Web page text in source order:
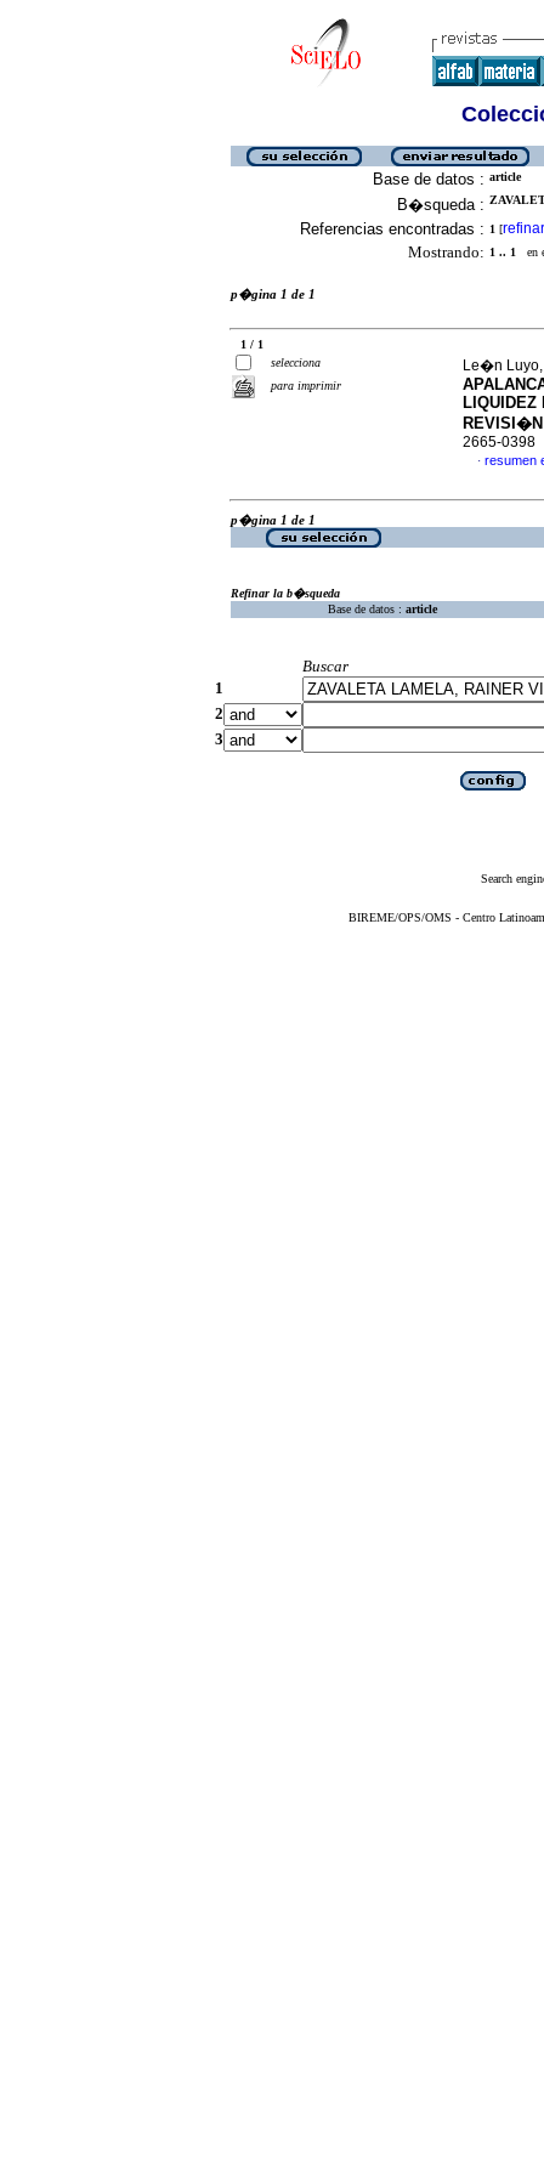
Base de datos : article
B�squeda :
Referencias encontradas : 1 [refinar
Mostrando: 1 .. 1 en
p�gina 1 de 1
1 / 1
selecciona
para imprimir
Le�n
LIQUIDEZ
2665-0398
· resumen
p�gina 1 de 1
Refinar la b�squeda
Base de datos : article
Buscar
1
2
3
Search
BIREME/OPS/OMS - Centro